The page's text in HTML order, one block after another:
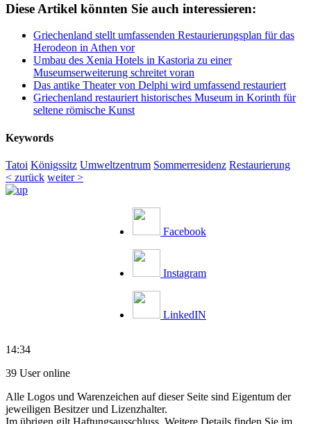
Diese Artikel könnten Sie auch interessieren:
Griechenland stellt umfassenden Restaurierungsplan für das
Herodeon in Athen vor
Umbau des Xenia Hotels in Kastoria zu einer
Museumserweiterung schreitet voran
Das antike Theater von Delphi wird umfassend restauriert
Griechenland restauriert historisches Museum in Korinth für
seltene römische Kunst
Keywords
Tatoi Königssitz Umweltzentrum Sommerresidenz Restaurierung
< zurück weiter >
Facebook
Instagram
LinkedIN
14:34
39 User online
Alle Logos und Warenzeichen auf dieser Seite sind Eigentum der
jeweiligen Besitzer und Lizenzhalter.
Im übrigen gilt Haftungsausschluss. Weitere Details finden Sie im